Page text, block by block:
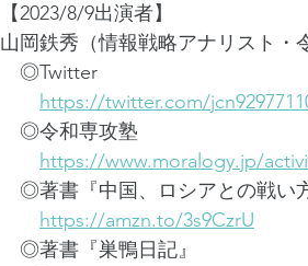
【2023/8/9出演者】
山岡鉄秀（情報戦略アナリスト・
◎Twitter
https://twitter.com/
◎令和専攻塾
https://www.moralogy.jp/
◎著書『中国、ロシアとの戦い
https://amzn.to/3s9CzrU
◎著書『巣鴨日記』